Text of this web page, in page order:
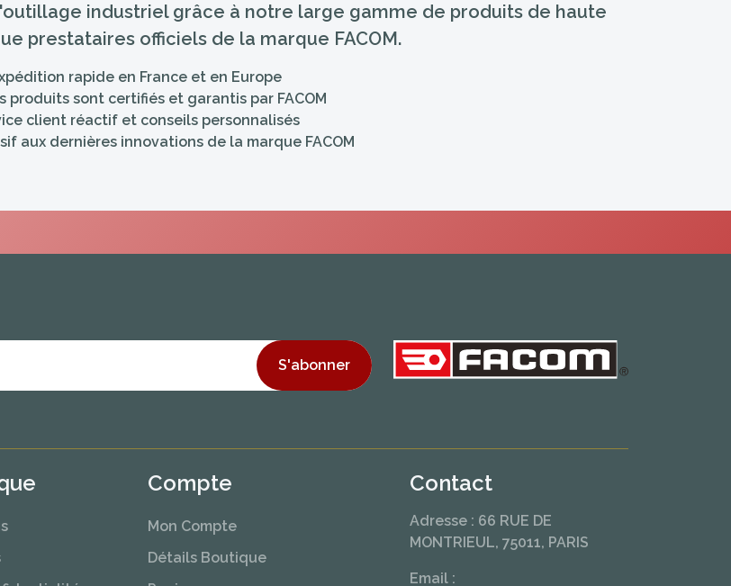
industriel grâce à notre large gamme de produits de haute
prestataires officiels de la marque FACOM.
rapide en France et en Europe
produits sont certifiés et garantis par FACOM
client réactif et conseils personnalisés
aux dernières innovations de la marque FACOM
S'abonner
Compte
Mon Compte
Détails Boutique
Contact
Adresse : 66 RUE DE
MONTRIEUL, 75011, PARIS
Email :